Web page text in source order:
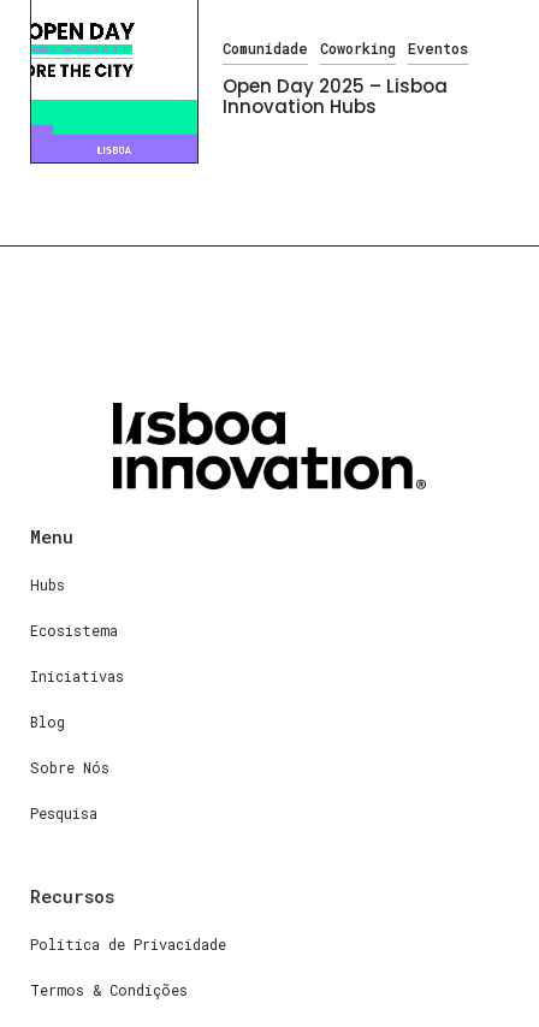
Comunidade Coworking Eventos
Open Day 2025 – Lisboa
Innovation Hubs
Menu
Hubs
Ecosistema
Iniciativas
Blog
Sobre Nós
Pesquisa
Recursos
Política de Privacidade
Termos & Condições